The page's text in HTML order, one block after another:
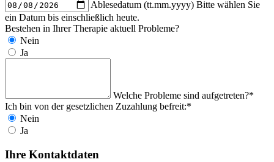
Ablesedatum (tt.mm.yyyy) Bitte wählen Sie
ein Datum bis einschließlich heute.
Bestehen in Ihrer Therapie aktuell Probleme?
Nein
Ja
Welche Probleme sind aufgetreten?*
Ich bin von der gesetzlichen Zuzahlung befreit:*
Nein
Ja
Ihre Kontaktdaten